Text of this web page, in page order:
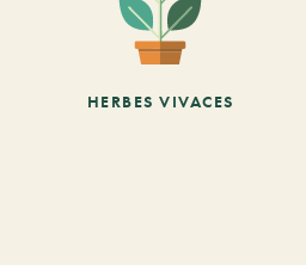
HERBES VIVACES